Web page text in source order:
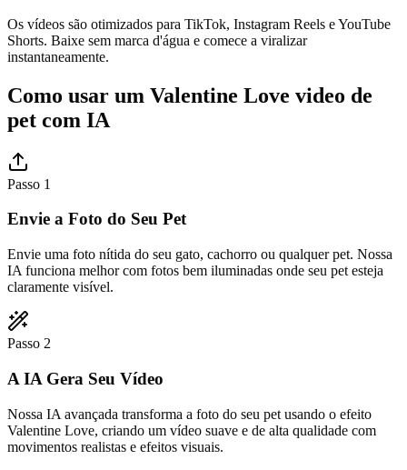
Os vídeos são otimizados para TikTok, Instagram Reels e YouTube
Shorts. Baixe sem marca d'água e comece a viralizar
instantaneamente.
Como usar um Valentine Love video de
pet com IA
Passo 1
Envie a Foto do Seu Pet
Envie uma foto nítida do seu gato, cachorro ou qualquer pet. Nossa
IA funciona melhor com fotos bem iluminadas onde seu pet esteja
claramente visível.
Passo 2
A IA Gera Seu Vídeo
Nossa IA avançada transforma a foto do seu pet usando o efeito
Valentine Love, criando um vídeo suave e de alta qualidade com
movimentos realistas e efeitos visuais.